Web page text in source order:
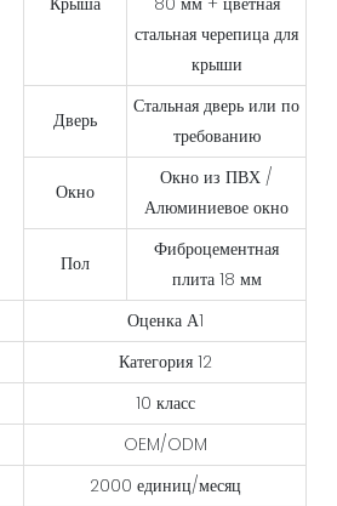
стальная черепица для
крыши
Дверь
Стальная дверь или по
требованию
Окно
Окно из ПВХ /
Алюминиевое окно
Пол
Фиброцементная
плита 18 мм
Оценка А1
Категория 12
10 класс
OEM/ODM
2000 единиц/месяц